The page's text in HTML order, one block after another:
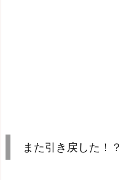
また引き戻した！？